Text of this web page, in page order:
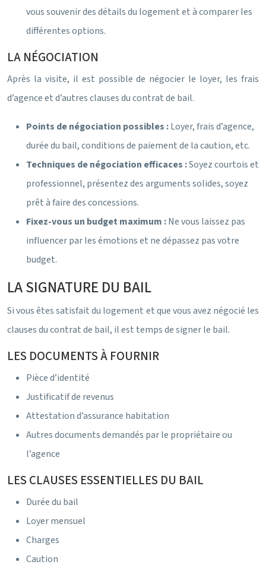
vous souvenir des détails du logement et à comparer les
différentes options.
LA NÉGOCIATION
Après la visite, il est possible de négocier le loyer, les frais
d’agence et d’autres clauses du contrat de bail.
Points de négociation possibles :Loyer, frais d’agence,
durée du bail, conditions de paiement de la caution, etc.
Techniques de négociation efficaces :Soyez courtois et
professionnel, présentez des arguments solides, soyez
prêt à faire des concessions.
Fixez-vous un budget maximum :Ne vous laissez pas
influencer par les émotions et ne dépassez pas votre
budget.
LA SIGNATURE DU BAIL
Si vous êtes satisfait du logement et que vous avez négocié les
clauses du contrat de bail, il est temps de signer le bail.
LES DOCUMENTS À FOURNIR
Pièce d’identité
Justificatif de revenus
Attestation d’assurance habitation
Autres documents demandés par le propriétaire ou
l’agence
LES CLAUSES ESSENTIELLES DU BAIL
Durée du bail
Loyer mensuel
Charges
Caution